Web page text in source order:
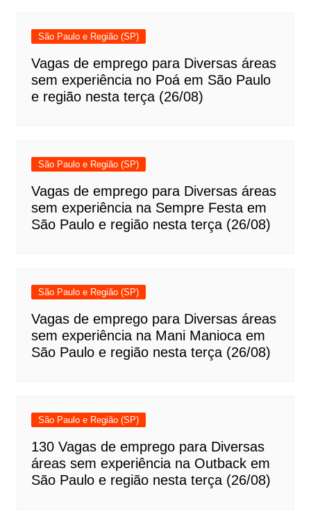
São Paulo e Região (SP)
Vagas de emprego para Diversas áreas
sem experiência no Poá em São Paulo
e região nesta terça (26/08)
São Paulo e Região (SP)
Vagas de emprego para Diversas áreas
sem experiência na Sempre Festa em
São Paulo e região nesta terça (26/08)
São Paulo e Região (SP)
Vagas de emprego para Diversas áreas
sem experiência na Mani Manioca em
São Paulo e região nesta terça (26/08)
São Paulo e Região (SP)
130 Vagas de emprego para Diversas
áreas sem experiência na Outback em
São Paulo e região nesta terça (26/08)